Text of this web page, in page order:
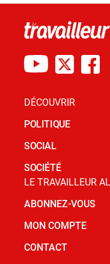
DÉCOUVRIR
POLITIQUE
SOCIAL
SOCIÉTÉ
LE TRAVAILLEUR
ABONNEZ-VOUS
MON COMPTE
CONTACT